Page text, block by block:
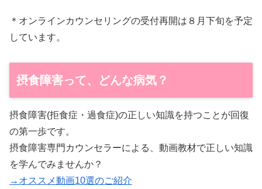
＊オンラインカウンセリングの受付再開は８月下旬を予定
しています。
摂食障害って、どんな病気？
摂食障害(拒食症・過食症)の正しい知識を持つことが回復
の第一歩です。
摂食障害専門カウンセラーによる、動画教材で正しい知識
を学んでみませんか？
→オススメ動画10選のご紹介